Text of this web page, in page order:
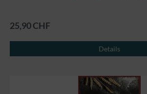
25,90 CHF
Details